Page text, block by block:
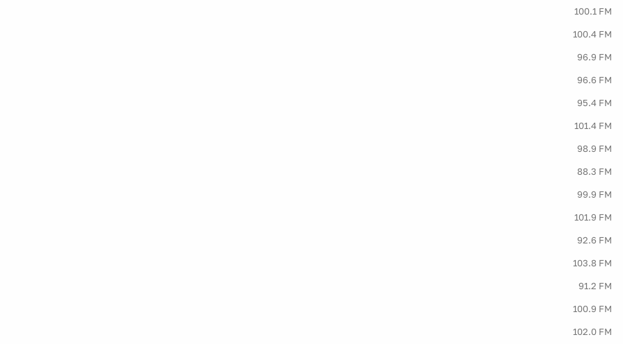
100.1 FM
100.4 FM
96.9 FM
96.6 FM
95.4 FM
101.4 FM
98.9 FM
88.3 FM
99.9 FM
101.9 FM
92.6 FM
103.8 FM
91.2 FM
100.9 FM
102.0 FM